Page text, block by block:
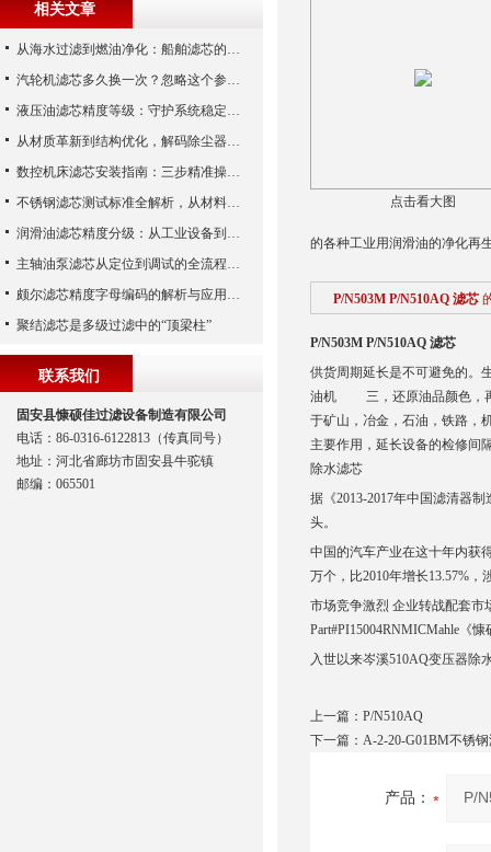
点击看大图
的各种工业用润滑油的净化再
P/N503M P/N510AQ 滤芯
P/N503M P/N510AQ 滤芯
供货周期延长是不可避免的。
油机 三，还原油品颜色，再
于矿山，冶金，石油，铁路，
主要作用，延长设备的检修间
除水滤芯
据《2013-2017年中国滤清器
头。
中国的汽车产业在这十年内获
万个，比2010年增长13.57%，
市场竞争激烈 企业转战配套市
Part#PI15004RNMICMahle《
入世以来岑溪510AQ变压器除
上一篇： P/N510AQ
下一篇： A-2-20-G01BM不锈
产品：
相关文章
从海水过滤到燃油净化：船舶滤芯的多场景应用解析
汽轮机滤芯多久换一次？忽略这个参数，机组非停损失可能上百万！
液压油滤芯精度等级：守护系统稳定与寿命的“微米标尺”
从材质革新到结构优化，解码除尘器滤芯性能跃升的核心逻辑
数控机床滤芯安装指南：三步精准操作，杜绝设备“亚健康”
不锈钢滤芯测试标准全解析，从材料性能到应用场景的严苛验证
润滑油滤芯精度分级：从工业设备到精密系统的过滤密码
主轴油泵滤芯从定位到调试的全流程解析
颇尔滤芯精度字母编码的解析与应用指南
聚结滤芯是多级过滤中的“顶梁柱”
联系我们
固安县慷硕佳过滤设备制造有限公司
电话：86-0316-6122813（传真同号）
地址：河北省廊坊市固安县牛驼镇
邮编：065501